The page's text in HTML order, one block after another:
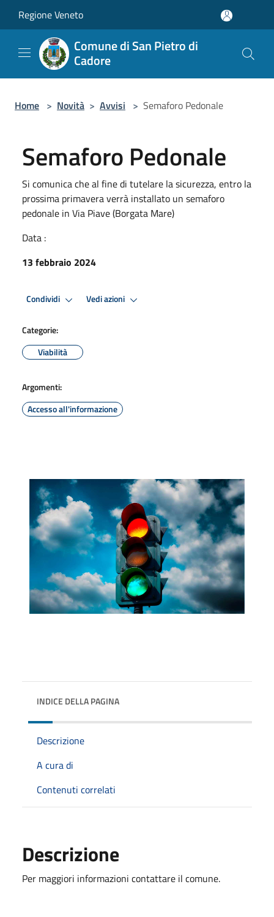
Regione Veneto
Comune di San Pietro di
Cadore
Home > Novità > Avvisi > Semaforo Pedonale
Semaforo Pedonale
Si comunica che al fine di tutelare la sicurezza, entro la
prossima primavera verrà installato un semaforo
pedonale in Via Piave (Borgata Mare)
Data :
13 febbraio 2024
Condividi Vedi azioni
Categorie:
Viabilità
Argomenti:
Accesso all'informazione
INDICE DELLA PAGINA
Descrizione
A cura di
Contenuti correlati
Descrizione
Per maggiori informazioni contattare il comune.